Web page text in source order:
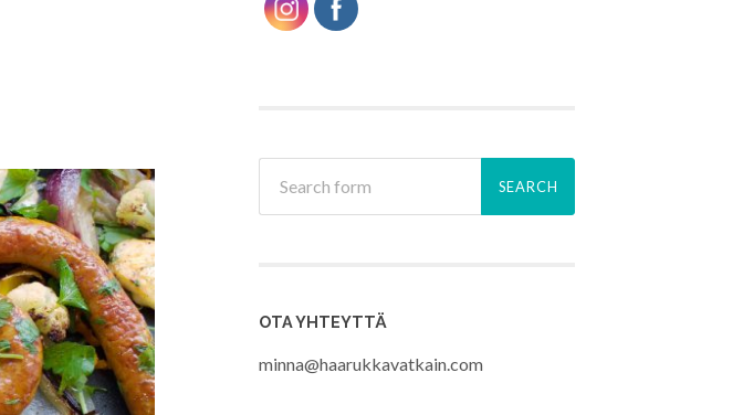
OTA YHTEYTTÄ
minna@haarukkavatkain.com